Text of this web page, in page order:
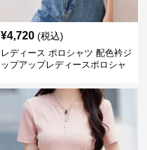
¥4,720 (税込)
レディース ポロシャツ 配色衿ジ
ップアップレディースポロシャ